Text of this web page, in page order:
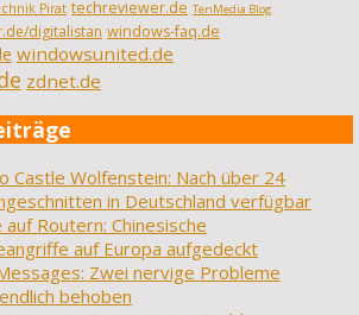
Pirat techreviewer.de TenMedia Blog
digitalistan windows-faq.de
windowsunited.de
zdnet.de
Castle Wolfenstein: Nach über 24
in Deutschland verfügbar
Routern: Chinesische
auf Europa aufgedeckt
Zwei nervige Probleme
behoben